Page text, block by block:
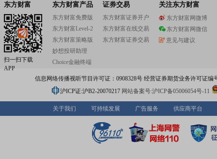
东方财富
扫一扫下载
APP
东方财富产品
东方财富免费版
东方财富Level-2
东方财富策略版
妙想投研助理
Choice金融终端
证券交易
东方财富证券开户
东方财富在线交易
东方财富证券交易
关注东方财富
东方财富网微博
东方财富网微信
意见与建议
信息网络传播视听节目许可证：0908328号 经营证券期货业务许可证编
沪ICP证:沪B2-20070217 网站备案号:沪ICP备05006054号-11
关于我们 可持续发展 广告服务 供应商平台